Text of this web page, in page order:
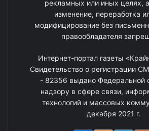
рекламных или иных целях,
изменение, переработка
модифицирование без
правообладателя
Интернет-портал газеты
Свидетельство о регистрации
- 82356 выдано Федеральной
надзору в сфере связи,
технологий и массовых
декабря 2021 г.